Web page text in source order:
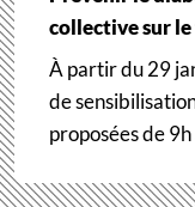
collective sur
À partir du 29
de
proposées de